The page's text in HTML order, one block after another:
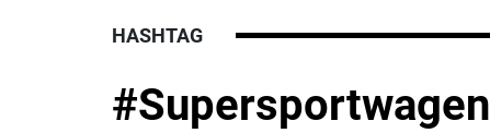
HASHTAG
#Supersportwagen